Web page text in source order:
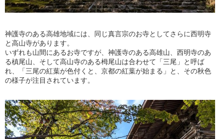
神護寺のある高雄地域には、同じ真言宗のお寺としてさらに西明寺
と高山寺があります。
いずれも山間にあるお寺ですが、神護寺のある高雄山、西明寺のあ
る槙尾山、そして高山寺のある栂尾山は合わせて「三尾」と呼ば
れ、「三尾の紅葉が色付くと、京都の紅葉が始まる」と、その秋色
の様子が注目されています。